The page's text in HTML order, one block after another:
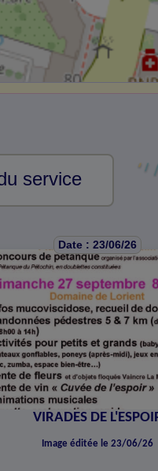
service
Date : 23/06/26
VIRADES DE
Image éditée le 23/06/26